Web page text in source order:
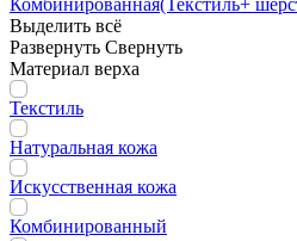
Комбинированная(Текстиль+
Выделить всё
Развернуть Свернуть
Материал верха
Текстиль
Натуральная кожа
Искусственная кожа
Комбинированный